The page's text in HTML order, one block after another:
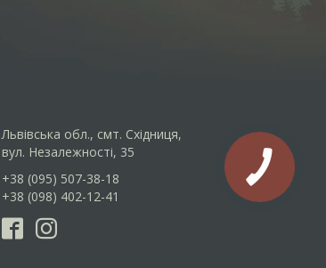
Львівська обл., смт. Східниця,
вул. Незалежності, 35
+38 (095) 507-38-18
+38 (098) 402-12-41